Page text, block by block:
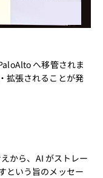
へ移管されま
拡張されることが発
から、AI がストレー
という旨のメッセー